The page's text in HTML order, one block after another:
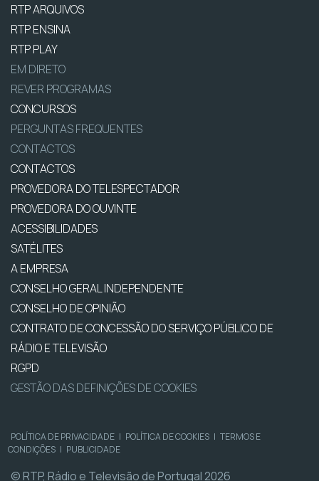
RTP ARQUIVOS
RTP ENSINA
RTP PLAY
EM DIRETO
REVER PROGRAMAS
CONCURSOS
PERGUNTAS FREQUENTES
CONTACTOS
CONTACTOS
PROVEDORA DO TELESPECTADOR
PROVEDORA DO OUVINTE
ACESSIBILIDADES
SATÉLITES
A EMPRESA
CONSELHO GERAL INDEPENDENTE
CONSELHO DE OPINIÃO
CONTRATO DE CONCESSÃO DO SERVIÇO PÚBLICO DE
RÁDIO E TELEVISÃO
RGPD
GESTÃO DAS DEFINIÇÕES DE COOKIES
POLÍTICA DE PRIVACIDADE | POLÍTICA DE COOKIES | TERMOS E
CONDIÇÕES | PUBLICIDADE
© RTP, Rádio e Televisão de Portugal 2026